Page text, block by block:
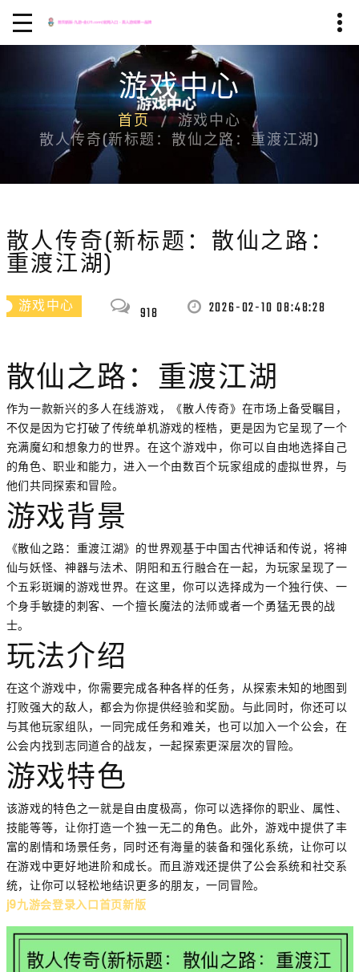
游戏中心
首页
游戏中心
散人传奇(新标题：散仙之路：重渡江湖)
散人传奇(新标题：散仙之路：
重渡江湖)
游戏中心 918 2026-02-10 08:48:28
散仙之路：重渡江湖
作为一款新兴的多人在线游戏，《散人传奇》在市场上备受瞩目，
不仅是因为它打破了传统单机游戏的桎梏，更是因为它呈现了一个
充满魔幻和想象力的世界。在这个游戏中，你可以自由地选择自己
的角色、职业和能力，进入一个由数百个玩家组成的虚拟世界，与
他们共同探索和冒险。
游戏背景
《散仙之路：重渡江湖》的世界观基于中国古代神话和传说，将神
仙与妖怪、神器与法术、阴阳和五行融合在一起，为玩家呈现了一
个五彩斑斓的游戏世界。在这里，你可以选择成为一个独行侠、一
个身手敏捷的刺客、一个擅长魔法的法师或者一个勇猛无畏的战
士。
玩法介绍
在这个游戏中，你需要完成各种各样的任务，从探索未知的地图到
打败强大的敌人，都会为你提供经验和奖励。与此同时，你还可以
与其他玩家组队，一同完成任务和难关，也可以加入一个公会，在
公会内找到志同道合的战友，一起探索更深层次的冒险。
游戏特色
该游戏的特色之一就是自由度极高，你可以选择你的职业、属性、
技能等等，让你打造一个独一无二的角色。此外，游戏中提供了丰
富的剧情和场景任务，同时还有海量的装备和强化系统，让你可以
在游戏中更好地进阶和成长。而且游戏还提供了公会系统和社交系
统，让你可以轻松地结识更多的朋友，一同冒险。
j9九游会登录入口首页新版